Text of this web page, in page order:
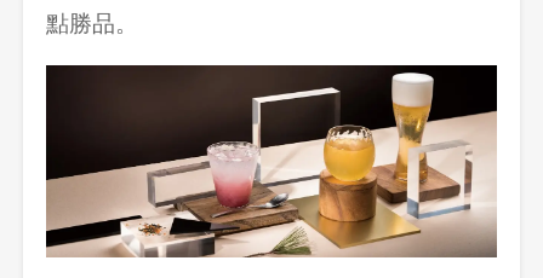
點勝品。